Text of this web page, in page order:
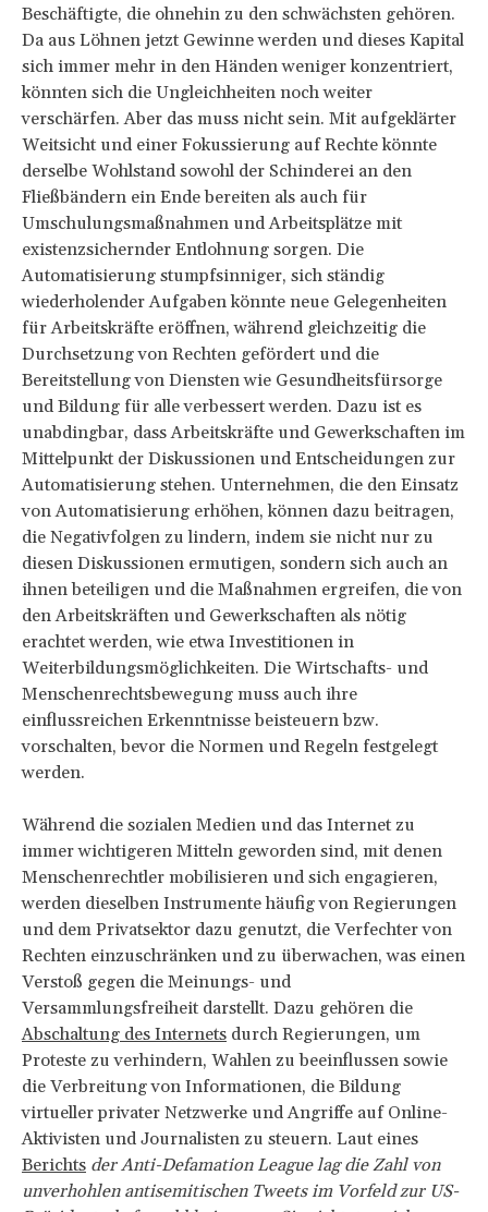
Beschäftigte, die ohnehin zu den schwächsten gehören.
Da aus Löhnen jetzt Gewinne werden und dieses Kapital
sich immer mehr in den Händen weniger konzentriert,
könnten sich die Ungleichheiten noch weiter
verschärfen. Aber das muss nicht sein. Mit aufgeklärter
Weitsicht und einer Fokussierung auf Rechte könnte
derselbe Wohlstand sowohl der Schinderei an den
Fließbändern ein Ende bereiten als auch für
Umschulungsmaßnahmen und Arbeitsplätze mit
existenzsichernder Entlohnung sorgen. Die
Automatisierung stumpfsinniger, sich ständig
wiederholender Aufgaben könnte neue Gelegenheiten
für Arbeitskräfte eröffnen, während gleichzeitig die
Durchsetzung von Rechten gefördert und die
Bereitstellung von Diensten wie Gesundheitsfürsorge
und Bildung für alle verbessert werden. Dazu ist es
unabdingbar, dass Arbeitskräfte und Gewerkschaften im
Mittelpunkt der Diskussionen und Entscheidungen zur
Automatisierung stehen. Unternehmen, die den Einsatz
von Automatisierung erhöhen, können dazu beitragen,
die Negativfolgen zu lindern, indem sie nicht nur zu
diesen Diskussionen ermutigen, sondern sich auch an
ihnen beteiligen und die Maßnahmen ergreifen, die von
den Arbeitskräften und Gewerkschaften als nötig
erachtet werden, wie etwa Investitionen in
Weiterbildungsmöglichkeiten. Die Wirtschafts- und
Menschenrechtsbewegung muss auch ihre
einflussreichen Erkenntnisse beisteuern bzw.
vorschalten, bevor die Normen und Regeln festgelegt
werden.
Während die sozialen Medien und das Internet zu
immer wichtigeren Mitteln geworden sind, mit denen
Menschenrechtler mobilisieren und sich engagieren,
werden dieselben Instrumente häufig von Regierungen
und dem Privatsektor dazu genutzt, die Verfechter von
Rechten einzuschränken und zu überwachen, was einen
Verstoß gegen die Meinungs- und
Versammlungsfreiheit darstellt. Dazu gehören die
Abschaltung des Internets durch Regierungen, um
Proteste zu verhindern, Wahlen zu beeinflussen sowie
die Verbreitung von Informationen, die Bildung
virtueller privater Netzwerke und Angriffe auf Online-
Aktivisten und Journalisten zu steuern. Laut eines
Berichts der Anti-Defamation League lag die Zahl von
unverhohlen antisemitischen Tweets im Vorfeld zur US-